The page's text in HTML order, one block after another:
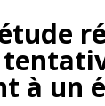
à un